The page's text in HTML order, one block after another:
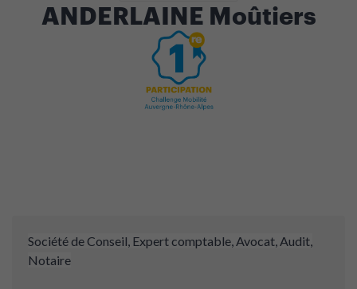
ANDERLAINE Moûtiers
Société de Conseil, Expert comptable, Avocat, Audit,
Notaire